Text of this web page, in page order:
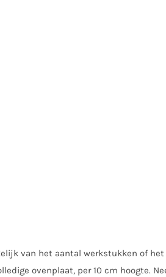
van het aantal werkstukken of
ovenplaat, per 10 cm hoogte.